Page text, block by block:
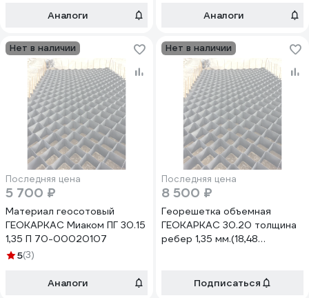
Аналоги Аналоги
Нет в наличии
Последняя цена
5 700 ₽
Материал геосотовый
ГЕОКАРКАС Миаком ПГ 30.15
1,35 П 70-00020107
5(3)
Аналоги
Нет в наличии
Последняя цена
8 500 ₽
Георешетка объемная
ГЕОКАРКАС 30.20 толщина
ребер 1,35 мм.(18,48
Подписаться